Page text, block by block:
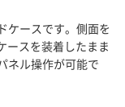
ケースです。側面を
ースを装着したまま
ネル操作が可能で